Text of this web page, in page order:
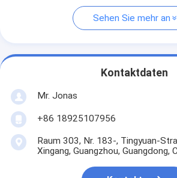
Sehen Sie mehr an
Kontaktdaten
Mr. Jonas
+86 18925107956
Raum 303, Nr. 183-, Tingyuan-
Xingang, Guangzhou, Guangdong,